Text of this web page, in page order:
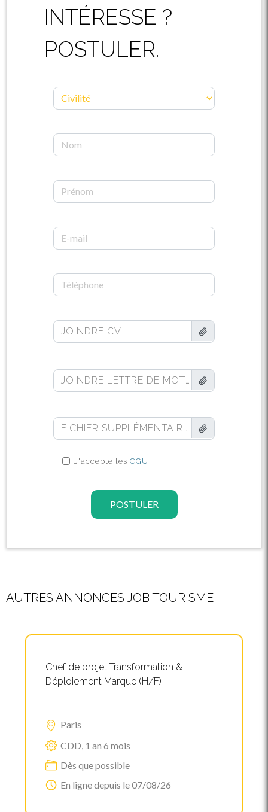
INTÉRESSE ?
POSTULER.
JOINDRE CV
J'accepte les CGU
POSTULER
AUTRES ANNONCES JOB TOURISME
Chef de projet Transformation &
Déploiement Marque (H/F)
Paris
CDD, 1 an 6 mois
Dès que possible
En ligne depuis le 07/08/26